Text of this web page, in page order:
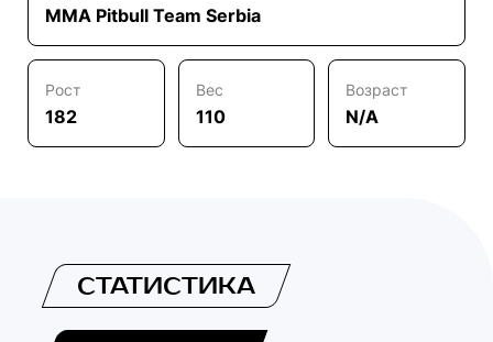
MMA Pitbull Team Serbia
Рост
182
Вес
110
Возраст
N/A
СТАТИСТИКА